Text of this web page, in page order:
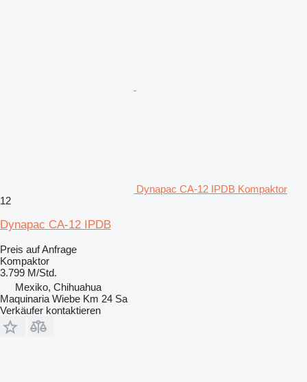
Dynapac CA-12 IPDB Kompaktor
12
Dynapac CA-12 IPDB
Preis auf Anfrage
Kompaktor
3.799 M/Std.
Mexiko, Chihuahua
Maquinaria Wiebe Km 24 Sa
Verkäufer kontaktieren